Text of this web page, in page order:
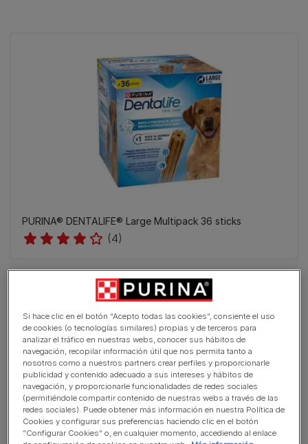
PURINA® DENTALIFE® Large Multipack 36 sticks
(4)
Si hace clic en el botón “Acepto todas las cookies”, consiente el uso
de cookies (o tecnologías similares) propias y de terceros para
analizar el tráfico en nuestras webs, conocer sus hábitos de
navegación, recopilar información útil que nos permita tanto a
nosotros como a nuestros partners crear perfiles y proporcionarle
publicidad y contenido adecuado a sus intereses y hábitos de
navegación, y proporcionarle funcionalidades de redes sociales
(permitiéndole compartir contenido de nuestras webs a través de las
redes sociales). Puede obtener más información en nuestra Política de
Cookies y configurar sus preferencias haciendo clic en el botón
“Configurar Cookies” o, en cualquier momento, accediendo al enlace